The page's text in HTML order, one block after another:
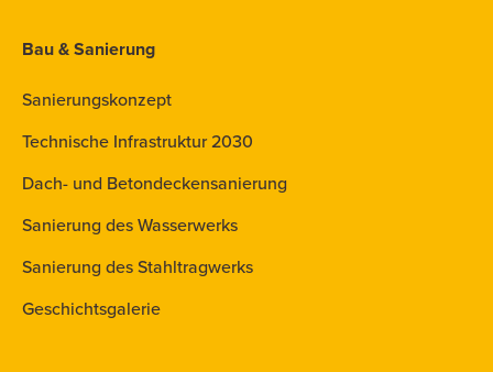
Bau & Sanierung
Sanierungskonzept
Technische Infrastruktur 2030
Dach- und Betondeckensanierung
Sanierung des Wasserwerks
Sanierung des Stahltragwerks
Geschichtsgalerie